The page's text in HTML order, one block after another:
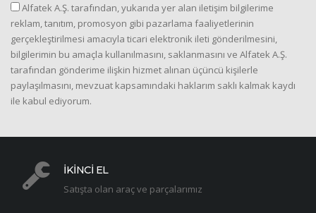
Alfatek A.Ş. tarafından, yukarıda yer alan iletişim bilgilerime
reklam, tanıtım, promosyon gibi pazarlama faaliyetlerinin
gerçekleştirilmesi amacıyla ticari elektronik ileti gönderilmesini,
bilgilerimin bu amaçla kullanılmasını, saklanmasını ve Alfatek A.Ş.
tarafından gönderime ilişkin hizmet alınan üçüncü kişilerle
paylaşılmasını, mevzuat kapsamındaki haklarım saklı kalmak kaydı
ile kabul ediyorum.
İKİNCİ EL
Satışta olan araç ve parçalarımız